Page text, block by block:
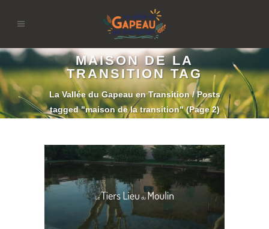
MAISON DE LA
TRANSITION TAG
La Vallée du Gapeau en Transition/Posts
tagged "maison de la transition"(Page 2)